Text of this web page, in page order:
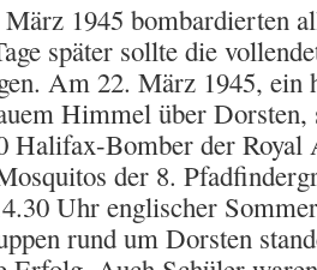
1945 bombardierten
später sollte die
Am 22. März 1945,
Himmel über
Halifax-Bomber der
der 8.
Uhr englischer
rund um Dorsten